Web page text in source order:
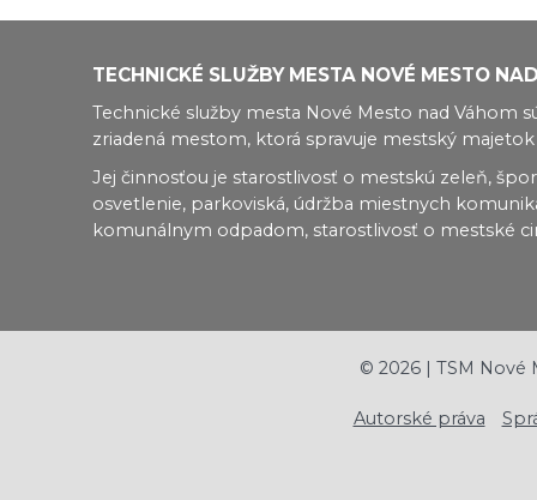
TECHNICKÉ SLUŽBY MESTA NOVÉ MESTO
Technické služby mesta Nové Mesto nad Váhom
zriadená mestom, ktorá spravuje mestský
Jej činnosťou je starostlivosť o mestskú zeleň,
osvetlenie, parkoviská, údržba miestnych
komunálnym odpadom, starostlivosť o mestské
© 2026 | TSM
Autorské práva